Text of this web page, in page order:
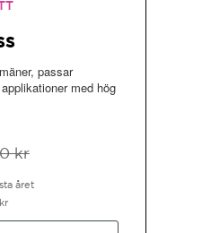
passar
med hög
kr
året